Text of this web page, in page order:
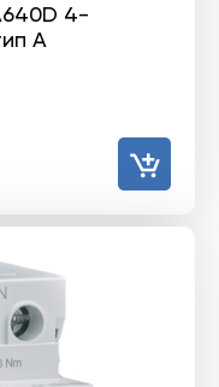
4-
А